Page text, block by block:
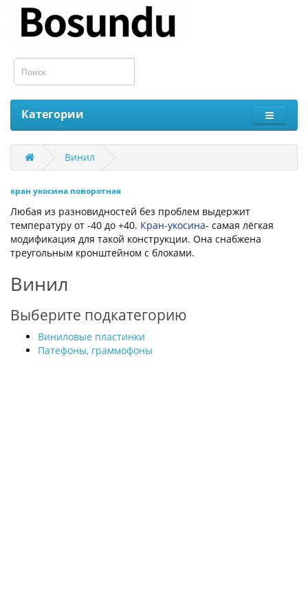
Категории
Винил
кран укосина поворотная
Любая из разновидностей без проблем выдержит
температуру от -40 до +40. Кран-укосина- самая лёгкая
модификация для такой конструкции. Она снабжена
треугольным кронштейном с блоками.
Винил
Выберите подкатегорию
Виниловые пластинки
Патефоны, граммофоны